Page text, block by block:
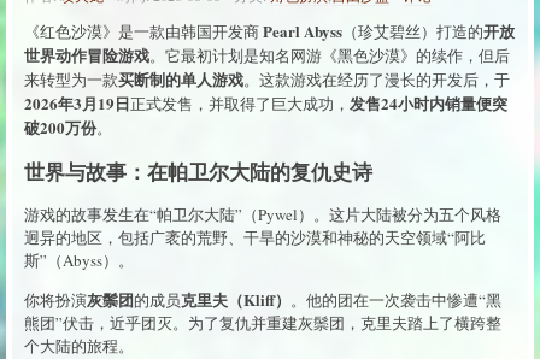
《红色沙漠》是一款由韩国开发商Pearl Abyss （珍艾碧丝）打造的开放
世界动作冒险游戏。它最初计划是知名网游《黑色沙漠》的续作，但后
来转型为一款买断制的单人游戏。这款游戏在经历了漫长的开发后，于
2026年3月19日正式发售，并取得了巨大成功， 发售24小时内销量便突
破200万份。
世界与故事：在帕卫尔大陆的复仇史诗
游戏的故事发生在“帕卫尔大陆”（Pywel）。这片大陆被分为五个风格
迥异的地区，包括广袤的荒野、干旱的沙漠和神秘的天空领域“阿比
斯”（Abyss）。
你将扮演灰鬃团的成员克里夫（Kliff） 。他的团在一次袭击中惨遭“黑
熊团”伏击，近乎团灭。为了复仇并重建灰鬃团，克里夫踏上了横跨整
个大陆的旅程。